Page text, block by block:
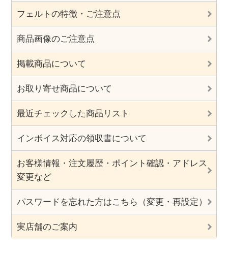
フェルトの特徴・ご注意点
商品画像のご注意点
掲載商品について
お取り寄せ商品について
最近チェックした商品リスト
インボイス対応の領収書について
お客様情報・注文履歴・ポイント確認・アドレス
変更など
パスワードを忘れた方はこちら（変更・再設定）
実店舗のご案内